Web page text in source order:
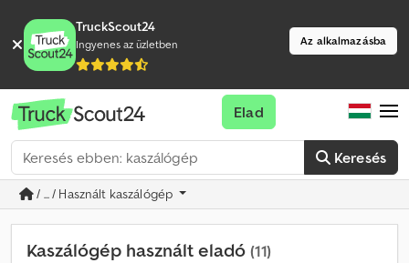
TruckScout24
Ingyenes az üzletben Az alkalmazásba
Keresés
Elad
/ ... / Használt kaszálógép
Kaszálógép használt eladó (11)